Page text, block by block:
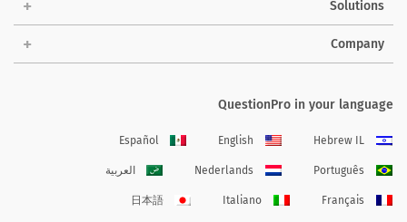
Solutions
Company
QuestionPro in your language
Hebrew IL
English
Español
Português
Nederlands العربية
Français
Italiano
日本語